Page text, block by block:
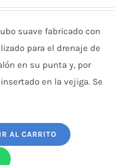
suave fabricado con
para el drenaje de
en su punta y, por
en la vejiga. Se
AL CARRITO